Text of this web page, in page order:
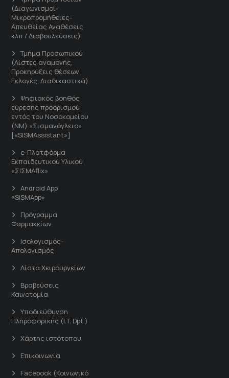
(Διαγωνισμοί-
Μικροπρομήθειες-
Απευθείας Αναθέσεις
κλπ / Διαβουλεύσεις)
Τμήμα Προσωπικού
(Λίστες αναμονής,
Προκηρύξεις θέσεων,
Εκλογές, Διαδικαστικά)
Ψηφιακός βοηθός
εύρεσης προορισμού
εντός του Νοσοκομείου
(ΝΜ) «Σισμανόγλειο»
[«SISMAssistant»]
e-Πλατφόρμα
Εκπαιδευτικού Υλικού
«ΣΙΣΜΑflix»
Android App
«SISMApp»
Πρόγραμμα
Φαρμακείων
Ισολογισμός-
Απολογισμός
Λίστα Χειρουργείων
Βραβεύσεις
Καινοτομία
Υποδιεύθυνση
Πληροφορικής (I.T. Dpt.)
Χάρτης ιστότοπου
Επικοινωνία
Facebook (Κοινωνικό